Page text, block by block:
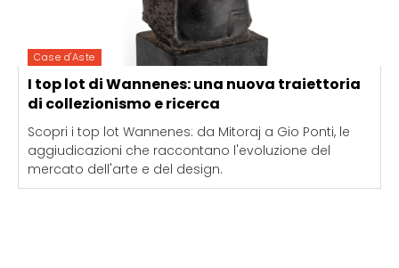
Case d'Aste
I top lot di Wannenes: una nuova traiettoria
di collezionismo e ricerca
Scopri i top lot Wannenes: da Mitoraj a Gio Ponti, le
aggiudicazioni che raccontano l'evoluzione del
mercato dell'arte e del design.